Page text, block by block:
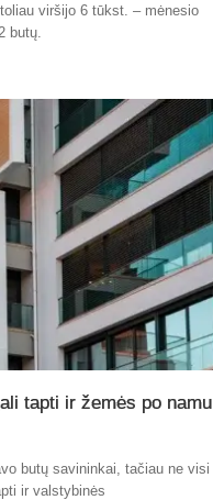
viršijo 6 tūkst. – mėnesio
butų.
tapti ir žemės po namu
butų savininkai, tačiau ne visi
ir valstybinės